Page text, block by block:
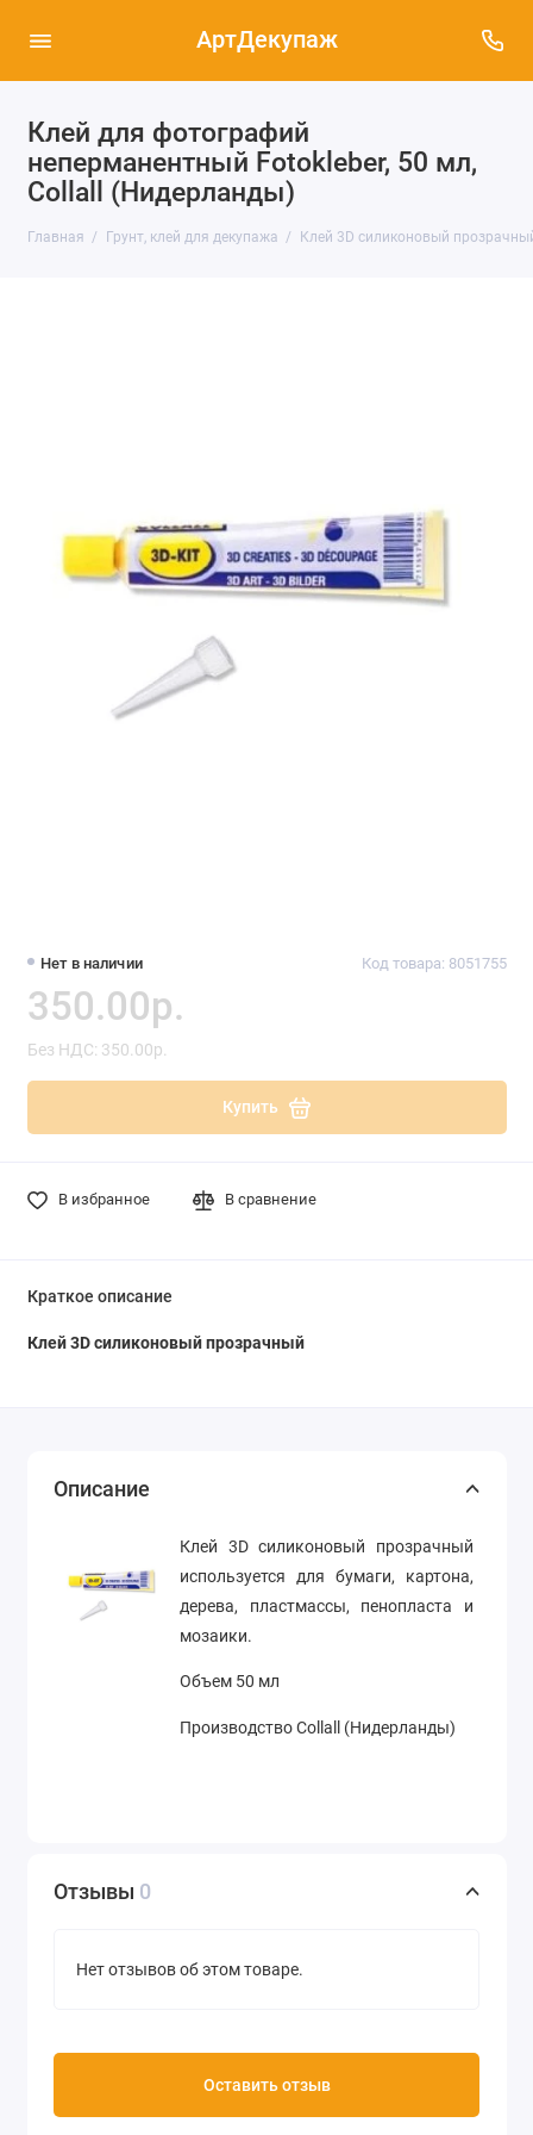
АртДекупаж
Клей для фотографий
неперманентный Fotokleber, 50 мл,
Collall (Нидерланды)
Главная Грунт, клей для декупажа Клей 3D силиконовый
Нет в наличии Код товара: 8051755
350.00р.
Без НДС: 350.00р.
Купить
В избранное В сравнение
Краткое описание
Клей 3D силиконовый прозрачный
Описание
Клей 3D силиконовый прозрачный
используется для бумаги, картона,
дерева, пластмассы, пенопласта и
мозаики.
Объем 50 мл
Производство Collall (Нидерланды)
Отзывы 0
Нет отзывов об этом товаре.
Оставить отзыв